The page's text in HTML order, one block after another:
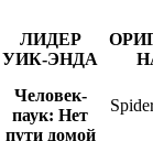
ЛИДЕР
УИК-ЭНДА
Человек-
паук: Нет
пути домой